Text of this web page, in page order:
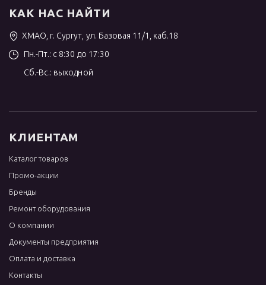
КАК НАС НАЙТИ
ХМАО, г. Сургут, ул. Базовая 11/1, каб.18
Пн.-Пт.: с 8:30 до 17:30
Сб.-Вс.: выходной
КЛИЕНТАМ
Каталог товаров
Промо-акции
Бренды
Ремонт оборудования
О компании
Документы предприятия
Оплата и доставка
Контакты